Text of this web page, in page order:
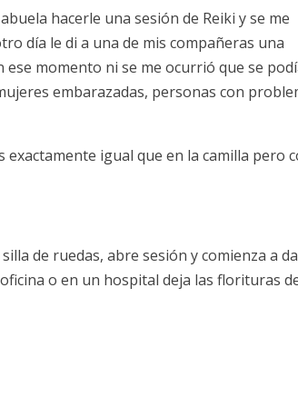
hacerle una sesión de Reiki y se me
día le di a una de mis compañeras una
ese momento ni se me ocurrió que se
embarazadas, personas con
exactamente igual que en la camilla pero
de ruedas, abre sesión y comienza a
o en un hospital deja las florituras